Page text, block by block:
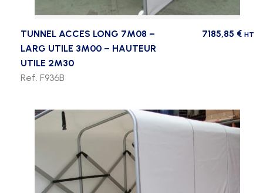
TUNNEL ACCES LONG 7M08 –
LARG UTILE 3M00 – HAUTEUR
UTILE 2M30
7185,85 € HT
Ref. F936B